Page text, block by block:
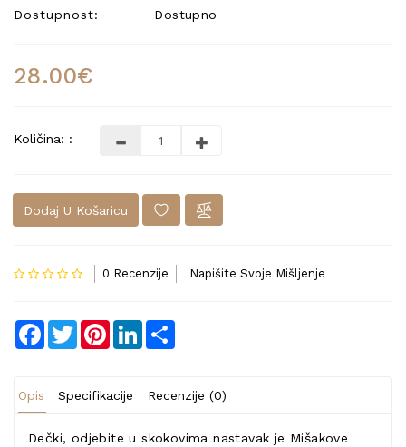
Dostupnost:
Dostupno
28.00€
Količina: :
Dodaj U Košaricu
0 Recenzije Napišite Svoje Mišljenje
Facebook
TwitterPinterestLinkedIn
Opis Specifikacije Recenzije (0)
Dečki, odjebite u skokovima nastavak je Mišakove